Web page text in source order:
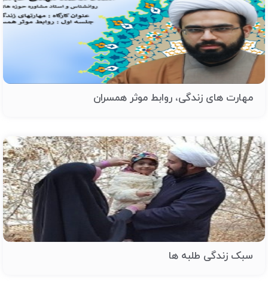
مهارت های زندگی، روابط موثر همسران
سبک زندگی طلبه ها